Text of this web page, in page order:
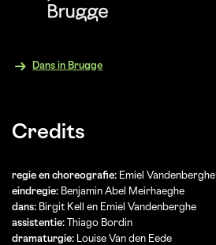
Dans in Brugge
Credits
regie en choreografie: Emiel Vandenberghe
eindregie: Benjamin Abel Meirhaeghe
dans: Birgit Kell en Emiel Vandenberghe
assistentie: Thiago Bordin
dramaturgie: Louise Van den Eede